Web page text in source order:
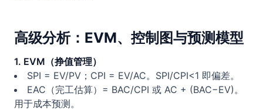
高级分析：EVM、控制图与预测模型
1. EVM（挣值管理）
SPI = EV/PV；CPI = EV/AC。SPI/CPI<1 即偏差。
EAC（完工估算）= BAC/CPI 或 AC + (BAC−EV)。
用于成本预测。